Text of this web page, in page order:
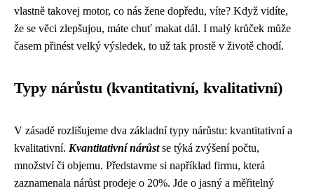
vlastně takovej motor, co nás žene dopředu, víte? Když vidíte,
že se věci zlepšujou, máte chuť makat dál. I malý krůček může
časem přinést velký výsledek, to už tak prostě v životě chodí.
Typy nárůstu (kvantitativní, kvalitativní)
V zásadě rozlišujeme dva základní typy nárůstu: kvantitativní a
kvalitativní. Kvantitativní nárůstse týká zvýšení počtu,
množství či objemu. Představme si například firmu, která
zaznamenala nárůst prodeje o 20%. Jde o jasný a měřitelný